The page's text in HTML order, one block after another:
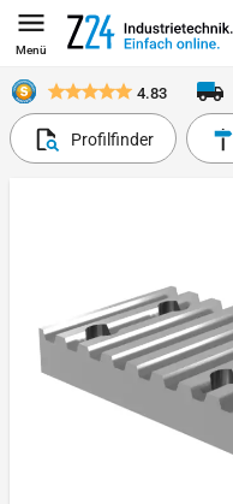
Menü
4.83
Profilfinder